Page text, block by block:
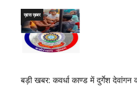
बड़ी खबर: कवर्धा काण्ड में दुर्गेश
ख़ास ख़बर